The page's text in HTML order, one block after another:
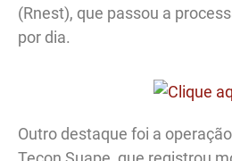
(Rnest), que passou a
por dia.
Outro destaque foi a